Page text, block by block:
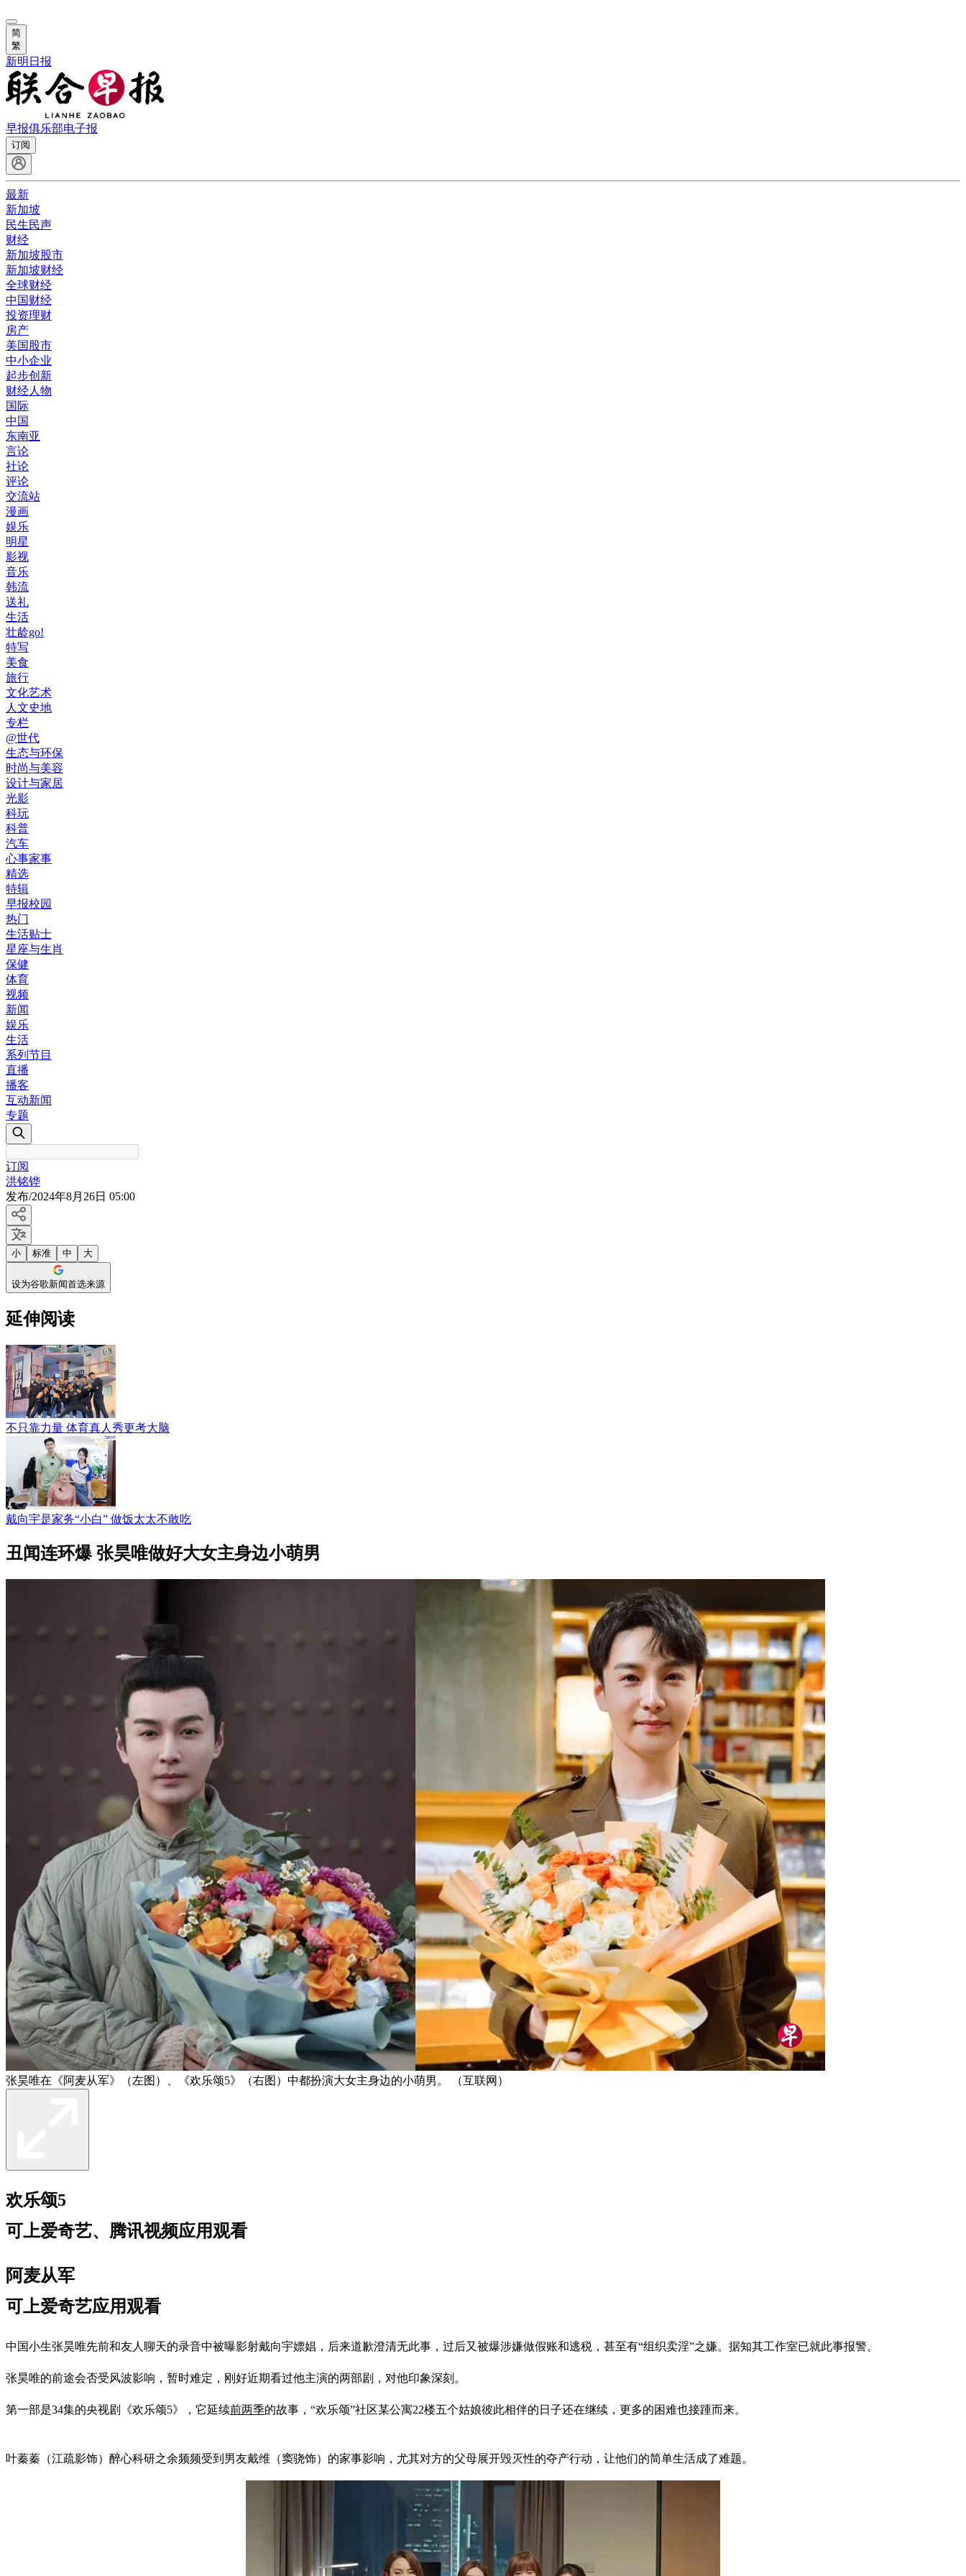
简
繁
新明日报
早报俱乐部电子报
订阅
最新
新加坡
民生民声
财经
新加坡股市
新加坡财经
全球财经
中国财经
投资理财
房产
美国股市
中小企业
起步创新
财经人物
国际
中国
东南亚
言论
社论
评论
交流站
漫画
娱乐
明星
影视
音乐
韩流
送礼
生活
壮龄go!
特写
美食
旅行
文化艺术
人文史地
专栏
@世代
生态与环保
时尚与美容
设计与家居
光影
科玩
科普
汽车
心事家事
精选
特辑
早报校园
热门
生活贴士
星座与生肖
保健
体育
视频
新闻
娱乐
生活
系列节目
直播
播客
互动新闻
专题
订阅
洪铭铧
发布/2024年8月26日 05:00
小 标准 中 大
设为谷歌新闻首选来源
延伸阅读
不只靠力量 体育真人秀更考大脑
戴向宇是家务“小白” 做饭太太不敢吃
丑闻连环爆 张昊唯做好大女主身边小萌男
张昊唯在《阿麦从军》（左图）、《欢乐颂5》（右图）中都扮演大女主身边的小萌男。 （互联网）
欢乐颂5
可上爱奇艺、腾讯视频应用观看
阿麦从军
可上爱奇艺应用观看
中国小生张昊唯先前和友人聊天的录音中被曝影射戴向宇嫖娼，后来道歉澄清无此事，过后又被爆涉嫌做假账和逃税，甚至有“组织卖淫”之嫌。据知其工作室已就此事报警。
张昊唯的前途会否受风波影响，暂时难定，刚好近期看过他主演的两部剧，对他印象深刻。
第一部是34集的央视剧《欢乐颂5》，它延续前两季的故事，“欢乐颂”社区某公寓22楼五个姑娘彼此相伴的日子还在继续，更多的困难也接踵而来。
叶蓁蓁（江疏影饰）醉心科研之余频频受到男友戴维（窦骁饰）的家事影响，尤其对方的父母展开毁灭性的夺产行动，让他们的简单生活成了难题。